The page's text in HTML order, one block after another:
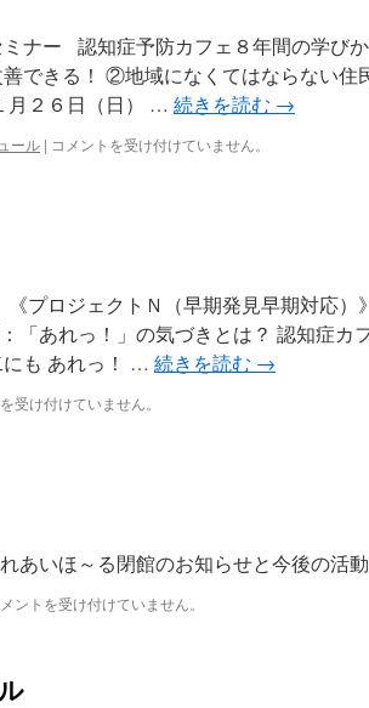
ナー 認知症予防カフェ８年間の学び
できる！ ②地域になくてはならない住
月２６日（日） … 続きを読む →
ール | 認
「声」
を
聴
こ
セ
コメントを受け付けていません。
プロジェクトＮ（早期発見早期対応）
「あれっ！」の気づきとは？ 認知症カ
も あれっ！ … 続きを読む →
受け付けていません。
あいほ～る閉館のお知らせと今後の活
ントを受け付けていません。